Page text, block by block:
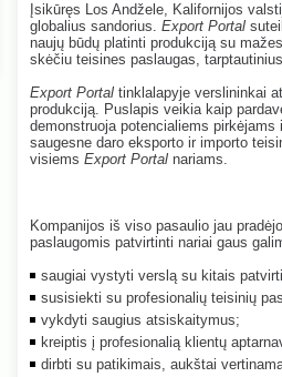
Įsikūręs Los Andžele, Kalifornijos
globalius sandorius. Export Portal
naujų būdų platinti produkciją su
skėčiu teisines paslaugas,
Export Portal tinklalapyje verslininkai
produkciją. Puslapis veikia kaip
demonstruoja potencialiems
saugesne daro eksporto ir importo
visiems Export Portal nariams.
Kompanijos iš viso pasaulio jau
paslaugomis patvirtinti nariai gaus
saugiai vystyti verslą su kitais
susisiekti su profesionalių teisinių
vykdyti saugius atsiskaitymus;
kreiptis į profesionalią klientų
dirbti su patikimais, aukštai